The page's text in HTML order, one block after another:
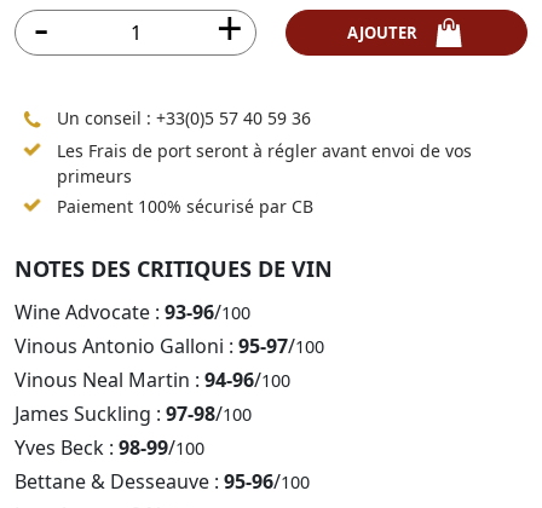
Un conseil : +33(0)5 57 40 59 36
Les Frais de port seront à régler avant envoi de vos
primeurs
Paiement 100% sécurisé par CB
NOTES DES CRITIQUES DE VIN
Wine Advocate : 93-96/100
Vinous Antonio Galloni : 95-97/100
Vinous Neal Martin : 94-96/100
James Suckling : 97-98/100
Yves Beck : 98-99/100
Bettane & Desseauve : 95-96/100